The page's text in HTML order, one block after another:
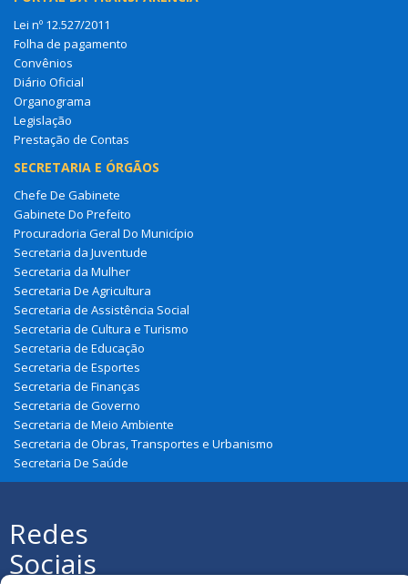
Lei nº 12.527/2011
Folha de pagamento
Convênios
Diário Oficial
Organograma
Legislação
Prestação de Contas
SECRETARIA E ÓRGÃOS
Chefe De Gabinete
Gabinete Do Prefeito
Procuradoria Geral Do Município
Secretaria da Juventude
Secretaria da Mulher
Secretaria De Agricultura
Secretaria de Assistência Social
Secretaria de Cultura e Turismo
Secretaria de Educação
Secretaria de Esportes
Secretaria de Finanças
Secretaria de Governo
Secretaria de Meio Ambiente
Secretaria de Obras, Transportes e Urbanismo
Secretaria De Saúde
Redes
Sociais
Todos os direitos reservados à Prefeitura